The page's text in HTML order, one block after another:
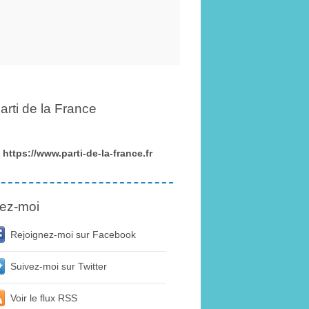
de la France
https://www.parti-de-la-france.fr
moi
Rejoignez-moi sur Facebook
Suivez-moi sur Twitter
Voir le flux RSS